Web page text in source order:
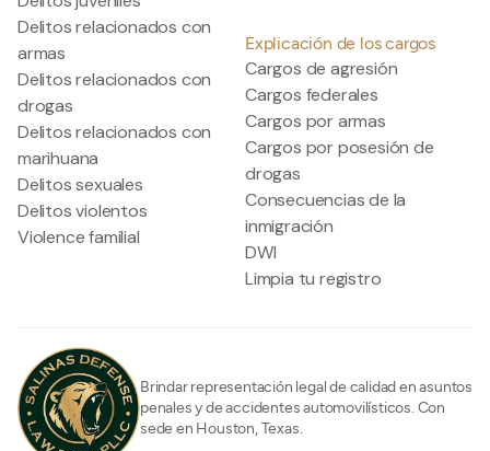
Brindar representación legal de calidad en asuntos
penales y de accidentes automovilísticos. Con
sede en Houston, Texas.
Delitos relacionados con
armas
Delitos relacionados con
drogas
Delitos relacionados con
marihuana
Delitos sexuales
Delitos violentos
Violence familial
Explicación de los cargos
Cargos de agresión
Cargos federales
Cargos por armas
Cargos por posesión de
drogas
Consecuencias de la
inmigración
DWI
Limpia tu registro